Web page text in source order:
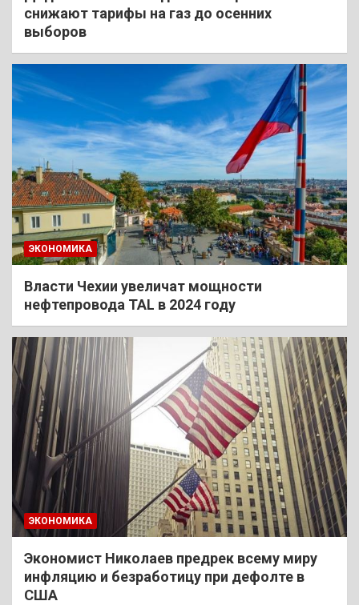
снижают тарифы на газ до осенних
выборов
ЭКОНОМИКА
Власти Чехии увеличат мощности
нефтепровода TAL в 2024 году
ЭКОНОМИКА
Экономист Николаев предрек всему миру
инфляцию и безработицу при дефолте в
США